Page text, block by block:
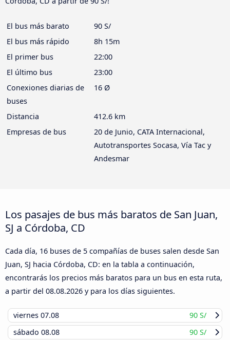
El bus más barato
90 S/
El bus más rápido
8h 15m
El primer bus
22:00
El último bus
23:00
Conexiones diarias de
buses
16 Ø
Distancia
412.6 km
Empresas de bus
20 de Junio, CATA Internacional,
Autotransportes Socasa, Vía Tac y
Andesmar
Los pasajes de bus más baratos de San Juan,
SJ a Córdoba, CD
Cada día, 16 buses de 5 compañías de buses salen desde San
Juan, SJ hacia Córdoba, CD: en la tabla a continuación,
encontrarás los precios más baratos para un bus en esta ruta,
a partir del 08.08.2026 y para los días siguientes.
viernes 07.08
90 S/
sábado 08.08
90 S/